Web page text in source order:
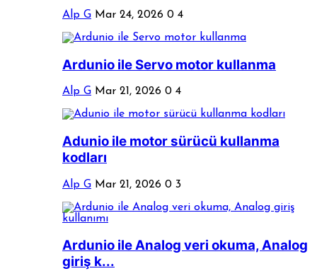
Alp G Mar 24, 2026 0 4
Ardunio ile Servo motor kullanma
Alp G Mar 21, 2026 0 4
Adunio ile motor sürücü kullanma
kodları
Alp G Mar 21, 2026 0 3
Ardunio ile Analog veri okuma, Analog
giriş k...